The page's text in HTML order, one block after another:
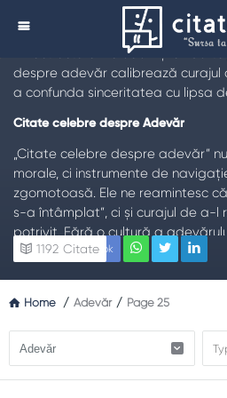
Citate despre Adevăr
TL;DR:
Adevărul nu este doar o
infrastructura încrederii și a
despre adevăr calibrează curajul
a confunda sinceritatea cu lipsa
Citate celebre despre Adevăr
„Citate celebre despre adevăr”
morale, ci instrumente de
zgomotoasă. Ele ne reamintesc
s-a întâmplat”, ci și curajul de a-l
potrivit. Fără o cultură a
instituții – înlocuim încrederea cu
presupun, cât pot verifica, cum
Adevărul nu e o armă, ci o punte.
ascuns perfid, rupe. Proba
cu grijă, claritate fără umilire,
Facebook
1192 Citate
Home / Adevăr / Page 25